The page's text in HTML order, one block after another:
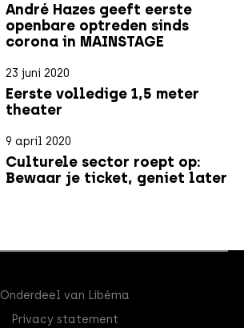
André Hazes geeft eerste
openbare optreden sinds
corona in MAINSTAGE
23 juni 2020
Eerste volledige 1,5 meter
theater
9 april 2020
Culturele sector roept op:
Bewaar je ticket, geniet later
Onderdeel van Libéma
Privacy statement